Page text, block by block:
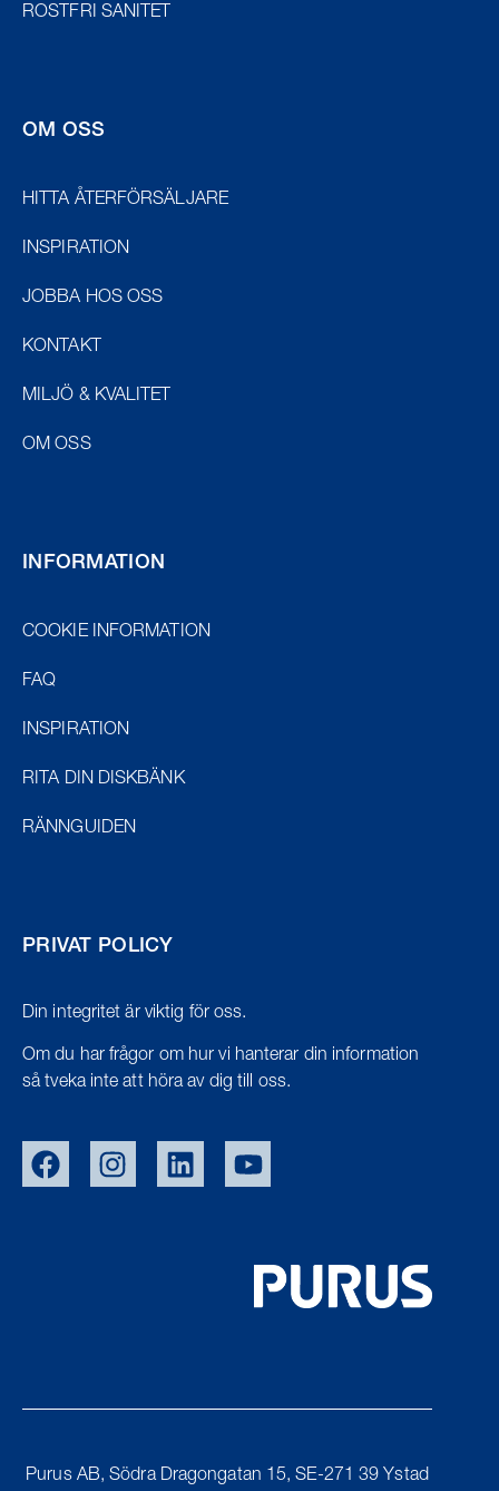
UK
ROSTFRI SANITET
OM OSS
HITTA ÅTERFÖRSÄLJARE
INSPIRATION
JOBBA HOS OSS
KONTAKT
MILJÖ & KVALITET
OM OSS
INFORMATION
COOKIE INFORMATION
FAQ
INSPIRATION
RITA DIN DISKBÄNK
RÄNNGUIDEN
PRIVAT POLICY
Din integritet är viktig för oss.
Om du har frågor om hur vi hanterar din information
så tveka inte att höra av dig till oss.
Purus AB, Södra Dragongatan 15, SE-271 39 Ystad